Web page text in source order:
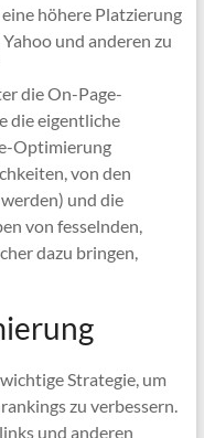
höhere Platzierung
und anderen zu
die On-Page-
die eigentliche
Optimierung
von den
und die
von fesselnden,
dazu bringen,
Strategie, um
zu verbessern.
und anderen